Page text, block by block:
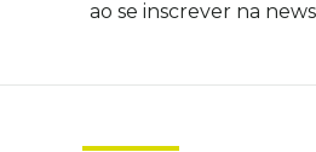
ao se inscrever na